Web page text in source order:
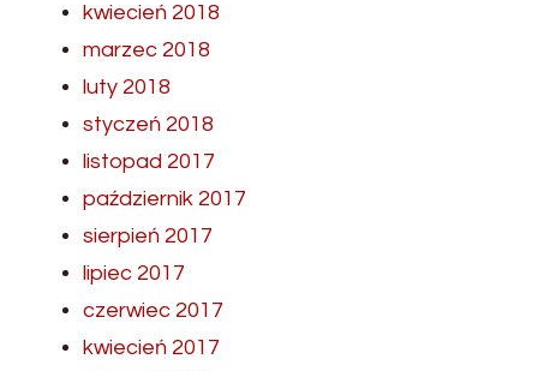
kwiecień 2018
marzec 2018
luty 2018
styczeń 2018
listopad 2017
październik 2017
sierpień 2017
lipiec 2017
czerwiec 2017
kwiecień 2017